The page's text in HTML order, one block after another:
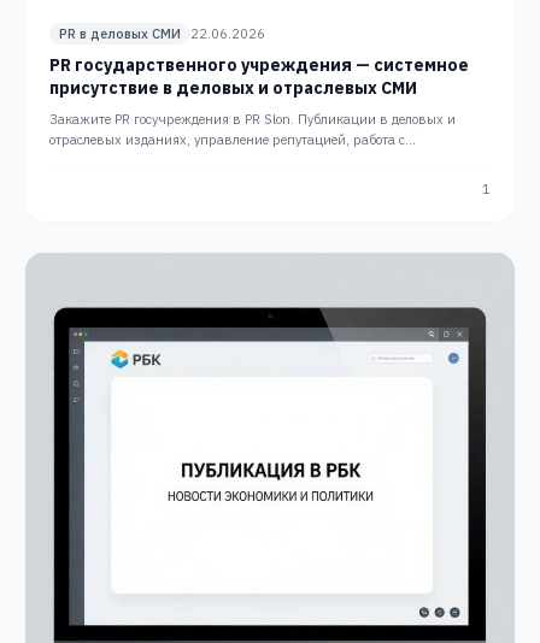
PR в деловых СМИ 22.06.2026
PR государственного учреждения — системное
присутствие в деловых и отраслевых СМИ
Закажите PR госучреждения в PR Slon. Публикации в деловых и
отраслевых изданиях, управление репутацией, работа с
1